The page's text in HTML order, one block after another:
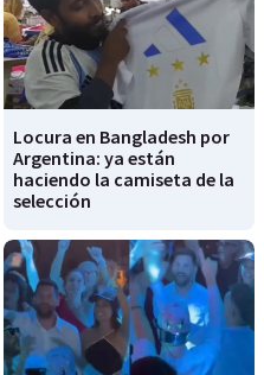
Locura en Bangladesh por
Argentina: ya están
haciendo la camiseta de la
selección